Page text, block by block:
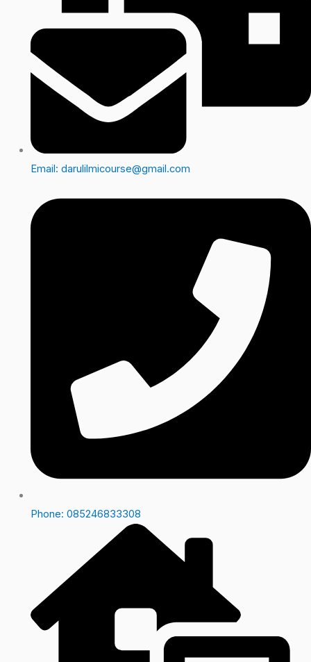
Email: darulilmicourse@gmail.com
Phone: 085246833308